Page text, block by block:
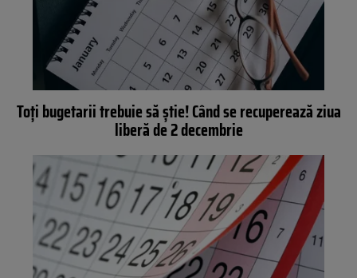
Toți bugetarii trebuie să știe! Când se recuperează ziua
liberă de 2 decembrie